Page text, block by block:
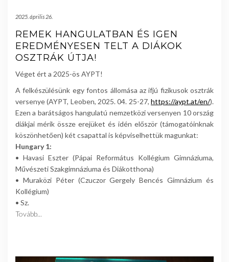
2025. április 26.
REMEK HANGULATBAN ÉS IGEN
EREDMÉNYESEN TELT A DIÁKOK
OSZTRÁK ÚTJA!
Véget ért a 2025-ös AYPT!
A felkészülésünk egy fontos állomása az ifjú fizikusok osztrák
versenye (AYPT, Leoben, 2025. 04. 25-27, https://aypt.at/en/).
Ezen a barátságos hangulatú nemzetközi versenyen 10 ország
diákjai mérik össze erejüket és idén először (támogatóinknak
köszönhetően) két csapattal is képviselhettük magunkat:
Hungary 1:
• Havasi Eszter (Pápai Református Kollégium Gimnáziuma,
Művészeti Szakgimnáziuma és Diákotthona)
• Muraközi Péter (Czuczor Gergely Bencés Gimnázium és
Kollégium)
• Sz.
Tovább...